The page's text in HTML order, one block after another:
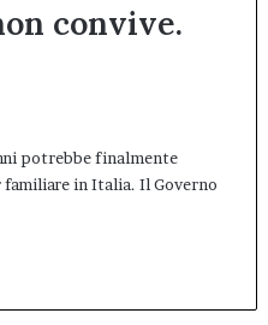
convive.
potrebbe finalmente
in Italia. Il Governo